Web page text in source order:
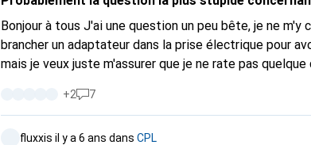
Bonjour à tous J'ai une question un peu bête, je ne m'y connais pas trop. Un collègue m'a dit qu'il suffisait de
brancher un adaptateur dans la prise électrique pour
mais je veux juste m'assurer que je ne rate pas
+2 7
fluxxis il y a 6 ans dans CPL